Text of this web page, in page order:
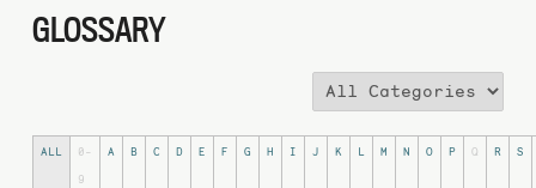
GLOSSARY
ALL
0-
9
A B C D E F G H I J K L M N O P Q R S